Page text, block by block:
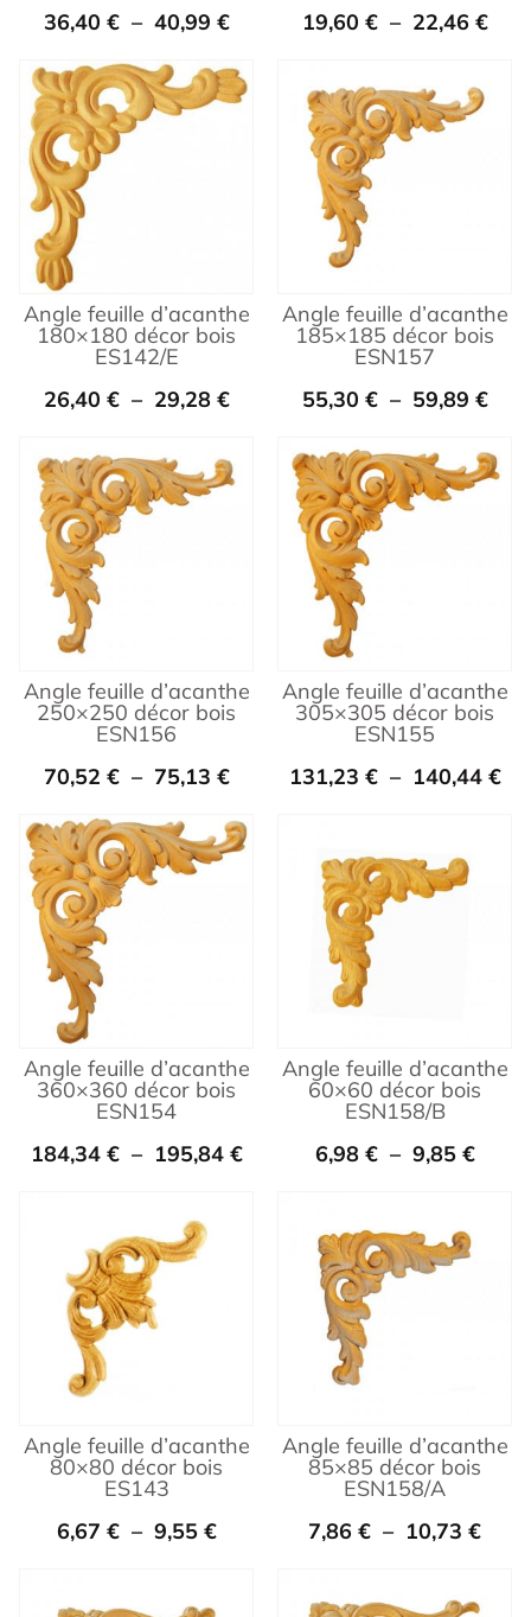
36,40 € – 40,99 € 19,60 € – 22,46 €
Angle feuille d’acanthe
180×180 décor bois
ES142/E
26,40 € – 29,28 €
Angle feuille d’acanthe
185×185 décor bois
ESN157
55,30 € – 59,89 €
Angle feuille d’acanthe
250×250 décor bois
ESN156
70,52 € – 75,13 €
Angle feuille d’acanthe
305×305 décor bois
ESN155
131,23 € – 140,44 €
Angle feuille d’acanthe
360×360 décor bois
ESN154
184,34 € – 195,84 €
Angle feuille d’acanthe
60×60 décor bois
ESN158/B
6,98 € – 9,85 €
Angle feuille d’acanthe
80×80 décor bois
ES143
6,67 € – 9,55 €
Angle feuille d’acanthe
85×85 décor bois
ESN158/A
7,86 € – 10,73 €